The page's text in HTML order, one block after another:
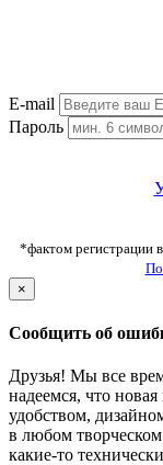
E-mail
Пароль
*фактом регистрации
×
Сообщить об
Друзья! Мы все
надеемся, что
удобством,
в любом
какие-то